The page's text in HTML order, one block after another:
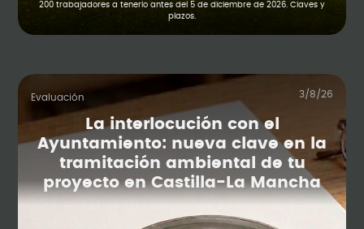
200 trabajadores a tenerlo antes del 5 de diciembre de 2026. Claves y
plazos.
Evaluación 3/8/26
La interlocución con el
Ayuntamiento: nueva clave en la
tramitación ambiental de tu
proyecto en Castilla-La Mancha